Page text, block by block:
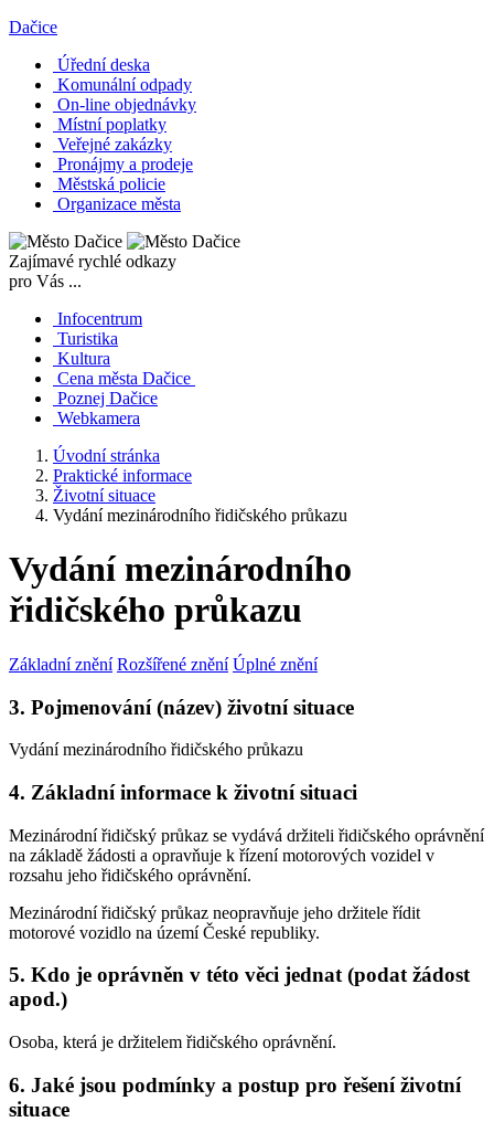
Dačice
Úřední deska
Komunální odpady
On-line objednávky
Místní poplatky
Veřejné zakázky
Pronájmy a prodeje
Městská policie
Organizace města
Zajímavé rychlé odkazy
pro Vás ...
Infocentrum
Turistika
Kultura
Cena města Dačice
Poznej Dačice
Webkamera
Úvodní stránka
Praktické informace
Životní situace
Vydání mezinárodního řidičského průkazu
Vydání mezinárodního
řidičského průkazu
Základní znění Rozšířené znění Úplné znění
3. Pojmenování (název) životní situace
Vydání mezinárodního řidičského průkazu
4. Základní informace k životní situaci
Mezinárodní řidičský průkaz se vydává držiteli řidičského oprávnění
na základě žádosti a opravňuje k řízení motorových vozidel v
rozsahu jeho řidičského oprávnění.
Mezinárodní řidičský průkaz neopravňuje jeho držitele řídit
motorové vozidlo na území České republiky.
5. Kdo je oprávněn v této věci jednat (podat žádost
apod.)
Osoba, která je držitelem řidičského oprávnění.
6. Jaké jsou podmínky a postup pro řešení životní
situace